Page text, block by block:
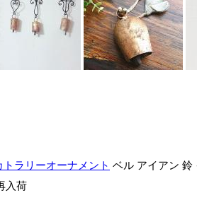
ベル アイアン
荷